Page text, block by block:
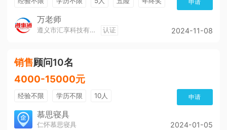
公费旅游
免费培训
美女多
帅哥多 全勤奖 有补助
申请
万老师
遵义市汇享科技有限公司 认证 2024-11-08
销售顾问10名
4000-15000元
经验不限 学历不限 10人 申请
慕思寝具
仁怀慕思寝具 2024-01-05